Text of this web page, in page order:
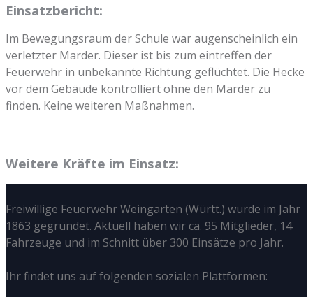
Einsatzbericht:
Im Bewegungsraum der Schule war augenscheinlich ein
verletzter Marder. Dieser ist bis zum eintreffen der
Feuerwehr in unbekannte Richtung geflüchtet. Die Hecke
vor dem Gebäude kontrolliert ohne den Marder zu
finden. Keine weiteren Maßnahmen.
Weitere Kräfte im Einsatz:
Freiwillige Feuerwehr Weingarten (Württ.) wurde im Jahr
1863 gegründet. Aktuell haben wir ca. 95 Mitglieder, 14
Fahrzeuge und im Schnitt über 300 Einsätze pro Jahr.
Ihr findet uns auf folgenden sozialen Plattformen: